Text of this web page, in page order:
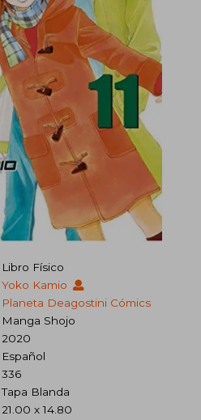
Libro Físico
Yoko Kamio
Planeta Deagostini Cómics
Manga Shojo
2020
Español
336
Tapa Blanda
21.00 x 14.80